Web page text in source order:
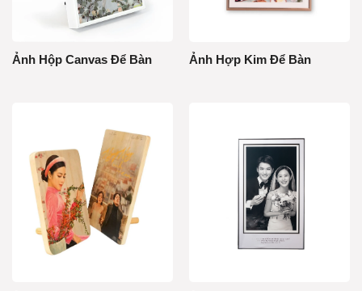
Ảnh Hộp Canvas Để Bàn Ảnh Hợp Kim Để Bàn